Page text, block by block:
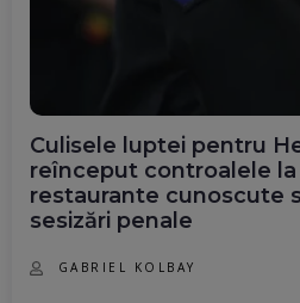
Culisele luptei pentru
reînceput controalele la
restaurante cunoscute
sesizări penale
GABRIEL KOLBAY